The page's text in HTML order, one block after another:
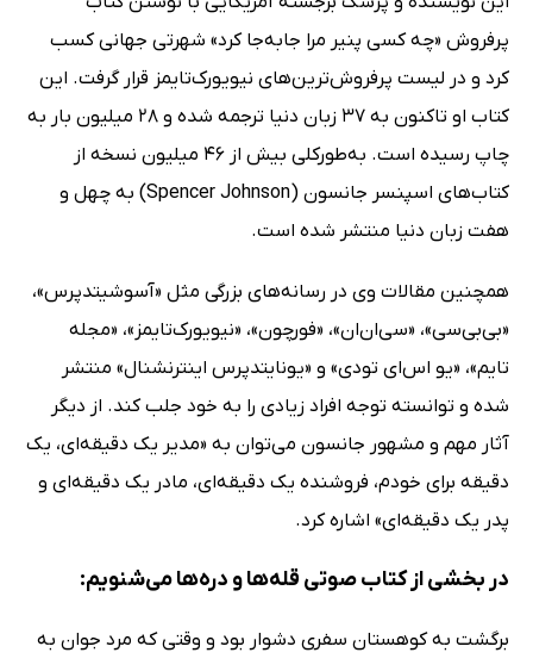
پرفروش «چه کسی پنیر مرا جابه‌جا کرد» شهرتی جهانی کسب
کرد و در لیست پرفروش‌ترین‌های نیویورک‌تایمز قرار گرفت. این
کتاب او تاکنون به 37 زبان دنیا ترجمه شده و 28 میلیون بار به
چاپ رسیده است. به‌طورکلی بیش از 46 میلیون نسخه از
کتاب‌های اسپنسر جانسون (Spencer Johnson) به چهل و
هفت زبان دنیا منتشر شده است.
همچنین مقالات وی در رسانه‌های بزرگی مثل «آسوشیتدپرس»،
«بی‌بی‌سی»، «سی‌ان‌ان»، «فورچون»، «نیویورک‌تایمز»، «مجله
تایم»، «یو اس‌ای تودی» و «یونایتدپرس اینترنشنال» منتشر
شده و توانسته توجه افراد زیادی را به خود جلب کند. از دیگر
آثار مهم و مشهور جانسون می‌توان به «مدیر یک دقیقه‌ای، یک
دقیقه برای خودم، فروشنده یک دقیقه‌ای، مادر یک دقیقه‌ای و
پدر یک دقیقه‌ای» اشاره کرد.
در بخشی از کتاب صوتی قله‌ها و دره‌ها می‌شنویم:
برگشت به کوهستان سفری دشوار بود و وقتی که مرد جوان به